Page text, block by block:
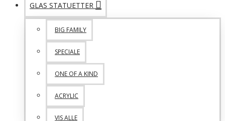
GLAS STATUETTER
BIG FAMILY
SPECIALE
ONE OF A KIND
ACRYLIC
VIS ALLE